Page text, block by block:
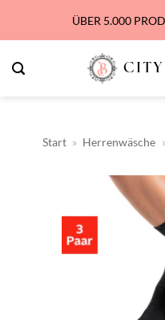
springen
ÜBER 5.000
Start » Herrenwäsche